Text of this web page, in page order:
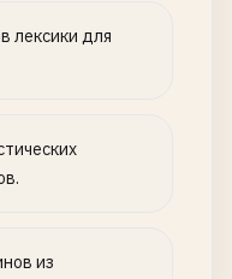
лексики для
из